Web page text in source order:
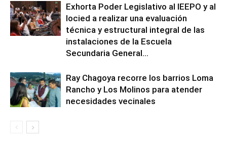
Exhorta Poder Legislativo al IEEPO y al
Iocied a realizar una evaluación
técnica y estructural integral de las
instalaciones de la Escuela
Secundaria General...
Ray Chagoya recorre los barrios Loma
Rancho y Los Molinos para atender
necesidades vecinales